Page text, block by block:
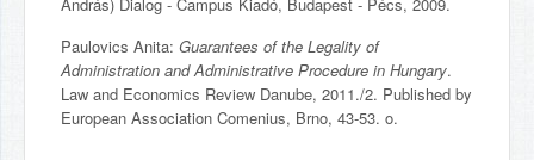
Paulovics Anita: Guarantees of the Legality of
Administration and Administrative Procedure in Hungary.
Law and Economics Review Danube, 2011./2. Published by
European Association Comenius, Brno, 43-53. o.